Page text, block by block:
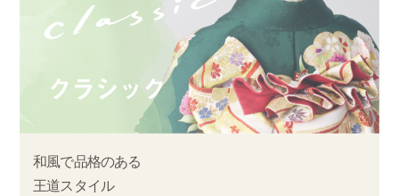
和風で品格のある
王道スタイル